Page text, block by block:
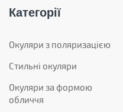
Категорії
Окуляри з поляризацією
Стильні окуляри
Окуляри за формою
обличчя